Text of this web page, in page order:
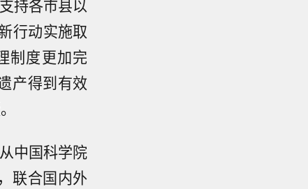
持各市县以
行动实施取
制度更加完
产得到有效
从中国科学院
联合国内外